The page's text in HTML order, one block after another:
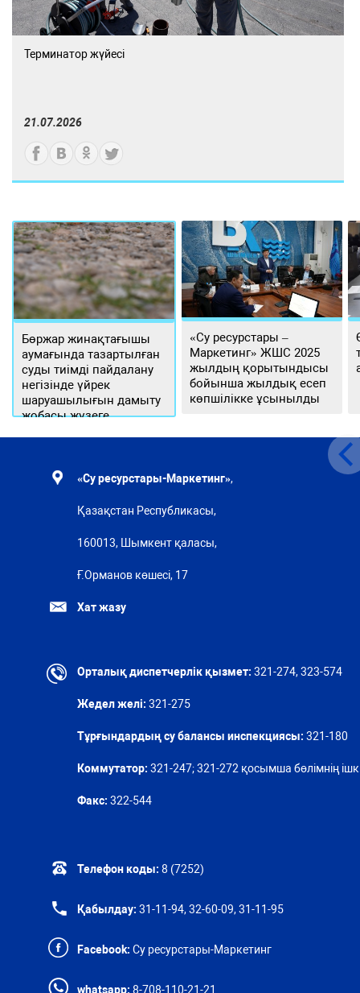
Терминатор жүйесі
21.07.2026
Бөржар жинақтағышы
аумағында тазартылған
суды тиімді пайдалану
негізінде үйрек
шаруашылығын дамыту
жобасы жүзеге
«Су ресурстары –
Маркетинг» ЖШС 2025
жылдың қорытындысы
бойынша жылдық есеп
көпшілікке ұсынылды
«Су ресурстары-Маркетинг»,
Қазақстан Республикасы,
160013, Шымкент қаласы,
Ғ.Орманов көшесі, 17
Хат жазу
Орталық диспетчерлік қызмет: 321-274, 323-574
Жедел желі: 321-275
Тұрғындардың су балансы инспекциясы: 321-180
Коммутатор: 321-247; 321-272 қосымша бөлімнің ішкі
Факс: 322-544
Телефон коды: 8 (7252)
Қабылдау: 31-11-94, 32-60-09, 31-11-95
Facebook: Су ресурстары-Маркетинг
whatsapp: 8-708-110-21-21